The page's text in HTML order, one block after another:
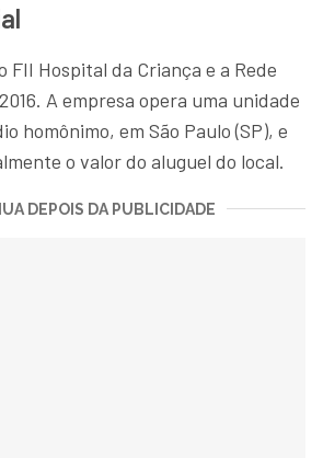
FII Hospital da Criança e a Rede
A empresa opera uma unidade
homônimo, em São Paulo (SP), e
o valor do aluguel do local.
DEPOIS DA PUBLICIDADE